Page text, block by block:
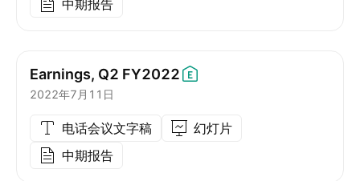
中期报告
Earnings, Q2 FY2022
2022年7月11日
电话会议文字稿
幻灯片
中期报告